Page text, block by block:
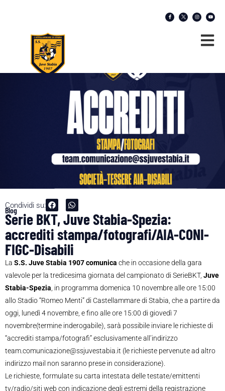
Condividi su:
Blog
Serie BKT, Juve Stabia-Spezia:
accrediti stampa/fotografi/AIA-CONI-
FIGC-Disabili
La S.S. Juve Stabia 1907 comunica che in occasione della gara
valevole per la tredicesima giornata del campionato di SerieBKT, Juve
Stabia-Spezia , in programma domenica 10 novembre alle ore 15:00
allo Stadio “Romeo Menti” di Castellammare di Stabia, che a partire da
oggi, lunedì 4 novembre, e fino alle ore 15:00 di giovedì 7
novembre(termine inderogabile), sarà possibile inviare le richieste di
“accrediti stampa/fotografi” esclusivamente all’indirizzo
team.comunicazione@ssjuvestabia.it (le richieste pervenute ad altro
indirizzo mail non saranno prese in considerazione).
Le richieste, formulate su carta intestata delle testate/emittenti
tv/radio/siti web con indicazione degli estremi della registrazione